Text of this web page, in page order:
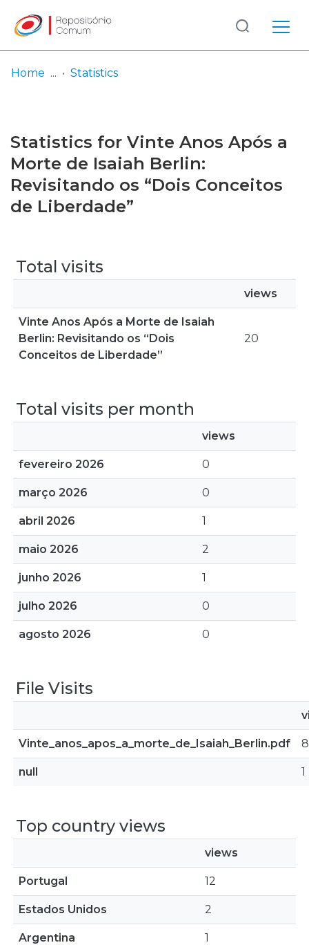
Browse repository
Entities
Log
In
(current)
Home Statistics
Statistics for Vinte Anos Após a
Morte de Isaiah Berlin:
Revisitando os “Dois Conceitos
de Liberdade”
Total visits
views
Vinte Anos Após a Morte de Isaiah
Berlin: Revisitando os “Dois
Conceitos de Liberdade”
20
Total visits per month
views
fevereiro 2026 0
março 2026 0
abril 2026 1
maio 2026 2
junho 2026 1
julho 2026 0
agosto 2026 0
File Visits
Vinte_anos_apos_a_morte_de_Isaiah_Berlin.pdf
null 1
Top country views
views
Portugal 12
Estados Unidos 2
Argentina 1